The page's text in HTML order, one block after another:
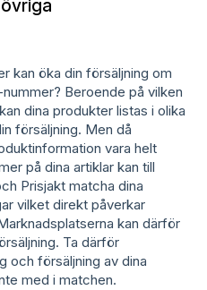
kan öka din försäljning om
Beroende på vilken
dina produkter listas i olika
försäljning. Men då
vara helt
på dina artiklar kan till
Prisjakt matcha dina
vilket direkt påverkar
kan därför
Ta därför
och försäljning av dina
med i matchen.